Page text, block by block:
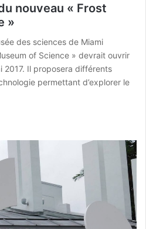
nouveau « Frost
»
des sciences de Miami
of Science » devrait ouvrir
2017. Il proposera différents
permettant d’explorer le